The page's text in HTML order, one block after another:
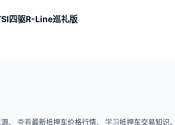
四驱R-Line巡礼版
、 查看最新抵押车价格行情、 学习抵押车交易知识。